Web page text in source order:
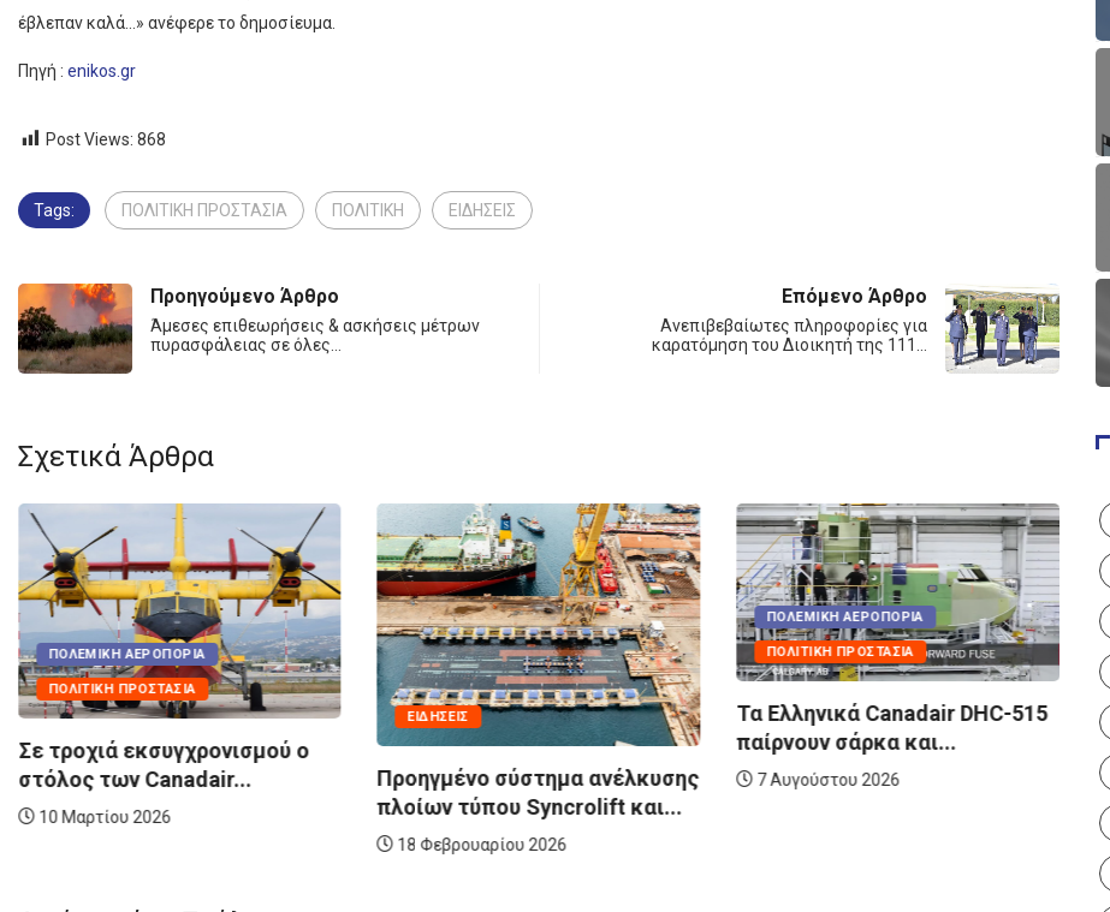
έβλεπαν καλά…» ανέφερε το δημοσίευμα.
Πηγή : enikos.gr
Post Views: 868
Tags: ΠΟΛΙΤΙΚΗ ΠΡΟΣΤΑΣΙΑ ΠΟΛΙΤΙΚΗ ΕΙΔΗΣΕΙΣ
Προηγούμενο Άρθρο
Άμεσες επιθεωρήσεις & ασκήσεις μέτρων
πυρασφάλειας σε όλες…
Επόμενο Άρθρο
Ανεπιβεβαίωτες πληροφορίες για
καρατόμηση του Διοικητή της 111…
Σχετικά Άρθρα
ο
ΕΙΔΉΣΕΙΣ
Προηγμένο σύστημα ανέλκυσης
πλοίων τύπου Syncrolift και...
ΠΟΛΕΜΙΚΉ ΑΕΡΟΠΟΡΊΑ
ΠΟΛΙΤΙΚΉ ΠΡΟΣΤΑΣΊΑ
Τα Eλληνικά Canadair DHC-515
παίρνουν σάρκα και...
7 Αυγούστου 2026
ΠΟΛΕΜΙΚΉ ΑΕΡΟΠΟΡΊΑ
Σε τροχιά εκσυγχρονισμού ο
στόλος των Canadair...